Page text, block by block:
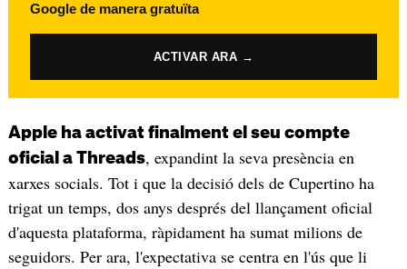
Google de manera gratuïta
ACTIVAR ARA →
Apple ha activat finalment el seu compte
oficial a Threads, expandint la seva presència en
xarxes socials. Tot i que la decisió dels de Cupertino ha
trigat un temps, dos anys després del llançament oficial
d'aquesta plataforma, ràpidament ha sumat milions de
seguidors. Per ara, l'expectativa se centra en l'ús que li